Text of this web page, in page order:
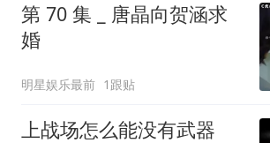
第 70 集 _ 唐晶向贺涵求
婚
明星娱乐最前 1跟贴
上战场怎么能没有武器